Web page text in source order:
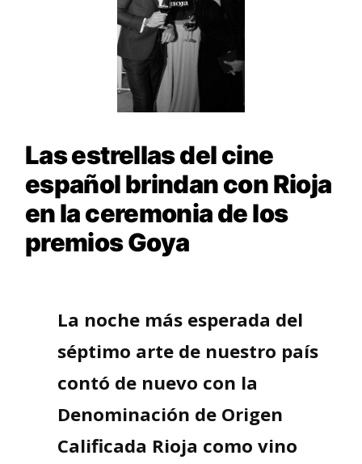
Las estrellas del cine
español brindan con Rioja
en la ceremonia de los
premios Goya
La noche más esperada del
séptimo arte de nuestro país
contó de nuevo con la
Denominación de Origen
Calificada Rioja como vino